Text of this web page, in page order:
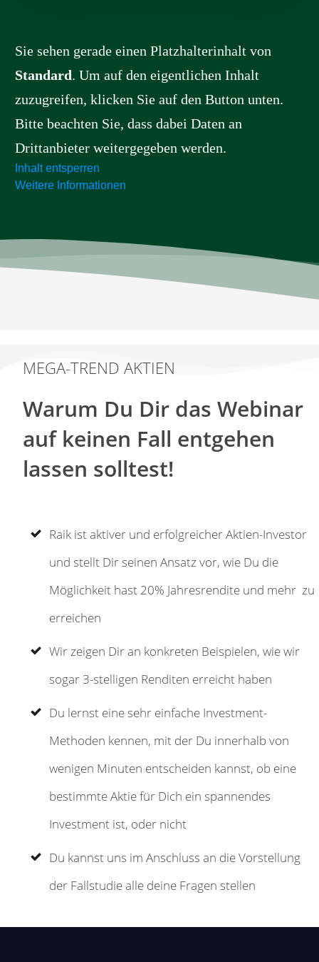
Sie sehen gerade einen Platzhalterinhalt von
Standard. Um auf den eigentlichen Inhalt
zuzugreifen, klicken Sie auf den Button unten.
Bitte beachten Sie, dass dabei Daten an
Drittanbieter weitergegeben werden.
Inhalt entsperren
Weitere Informationen
MEGA-TREND AKTIEN
Warum Du Dir das Webinar
auf keinen Fall entgehen
lassen solltest!
Raik ist aktiver und erfolgreicher Aktien-Investor
und stellt Dir seinen Ansatz vor, wie Du die
Möglichkeit hast 20% Jahresrendite und mehr zu
erreichen
Wir zeigen Dir an konkreten Beispielen, wie wir
sogar 3-stelligen Renditen erreicht haben
Du lernst eine sehr einfache Investment-
Methoden kennen, mit der Du innerhalb von
wenigen Minuten entscheiden kannst, ob eine
bestimmte Aktie für Dich ein spannendes
Investment ist, oder nicht
Du kannst uns im Anschluss an die Vorstellung
der Fallstudie alle deine Fragen stellen